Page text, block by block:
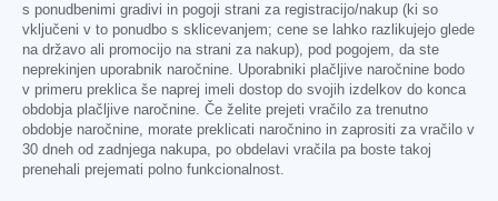
s ponudbenimi gradivi in pogoji strani za registracijo/nakup (ki so
vključeni v to ponudbo s sklicevanjem; cene se lahko razlikujejo glede
na državo ali promocijo na strani za nakup), pod pogojem, da ste
neprekinjen uporabnik naročnine. Uporabniki plačljive naročnine bodo
v primeru preklica še naprej imeli dostop do svojih izdelkov do konca
obdobja plačljive naročnine. Če želite prejeti vračilo za trenutno
obdobje naročnine, morate preklicati naročnino in zaprositi za vračilo v
30 dneh od zadnjega nakupa, po obdelavi vračila pa boste takoj
prenehali prejemati polno funkcionalnost.